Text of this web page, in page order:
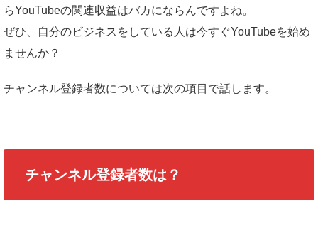
らYouTubeの関連収益はバカにならんですよね。
ぜひ、自分のビジネスをしている人は今すぐYouTubeを始め
ませんか？
チャンネル登録者数については次の項目で話します。
チャンネル登録者数は？